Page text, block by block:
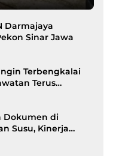
Darmajaya
Sinar Jawa
Terbengkalai
Terus
Dokumen di
Susu, Kinerja